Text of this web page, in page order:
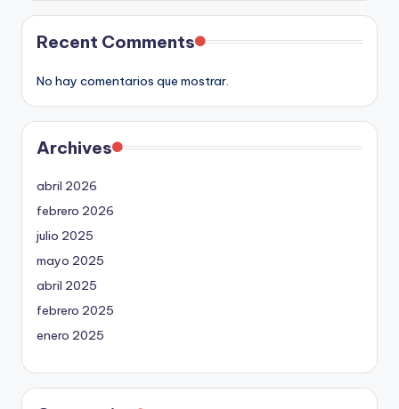
Recent Comments
No hay comentarios que mostrar.
Archives
abril 2026
febrero 2026
julio 2025
mayo 2025
abril 2025
febrero 2025
enero 2025